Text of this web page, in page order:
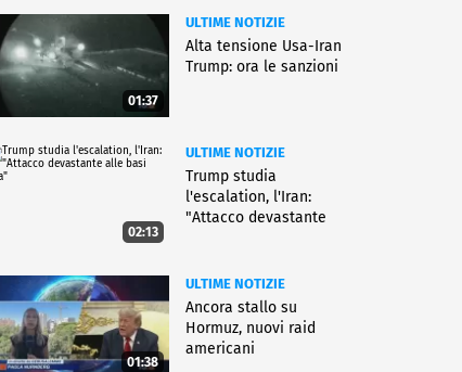
01:37
ULTIME NOTIZIE
Alta tensione Usa-Iran
Trump: ora le sanzioni
02:13
ULTIME NOTIZIE
Trump studia
l'escalation, l'Iran:
"Attacco devastante
01:38
ULTIME NOTIZIE
Ancora stallo su
Hormuz, nuovi raid
americani